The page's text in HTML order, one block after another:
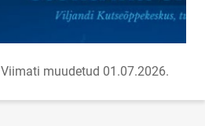
Viimati muudetud 01.07.2026.